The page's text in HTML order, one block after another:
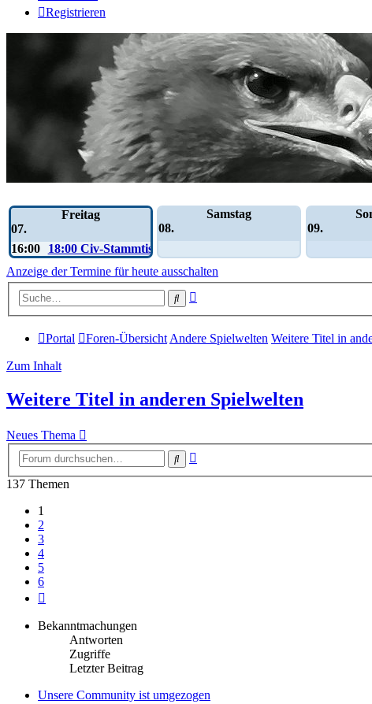
Registrieren
Freitag
07.
16:00
18:00 Civ-Stammtisch
Samstag
08.
09.
Anzeige der Termine für heute ausschalten
Suche
Portal Foren-Übersicht Andere Spielwelten Weitere Titel in
Zum Inhalt
Weitere Titel in anderen Spielwelten
Neues Thema
Suche
137 Themen
1
2
3
4
5
6
Bekanntmachungen
Antworten
Zugriffe
Letzter Beitrag
Unsere Community ist umgezogen